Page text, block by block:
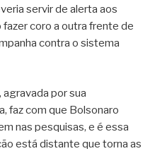
servir de alerta aos
coro a outra frente de
contra o sistema
por sua
faz com que Bolsonaro
nas pesquisas, e é essa
está distante que torna as